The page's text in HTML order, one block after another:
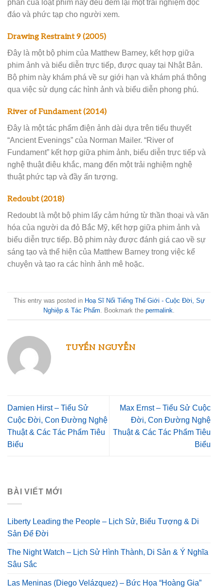
phần của loạt phim này đều đem lại một trải nghiệm độc
đáo và phức tạp cho người xem.
Drawing Restraint 9 (2005)
Đây là một bộ phim của Matthew Barney, kết hợp giữa
phim ảnh và biểu diễn trực tiếp, được quay tại Nhật Bản.
Bộ phim này khám phá về sự giới hạn và khám phá thông
qua việc sử dụng các hình ảnh và biểu diễn phong phú.
River of Fundament (2014)
Đây là một tác phẩm điện ảnh dài dựa trên tiểu thuyết
“Ancient Evenings” của Norman Mailer. “River of
Fundament” kết hợp giữa phim ảnh, biểu diễn trực tiếp và
nghệ thuật điêu khắc, mang đến một trải nghiệm nghệ
thuật phức tạp và đầy ấn tượng.
Redoubt (2018)
Redoubt là một bộ phim lấy cảm hứng từ thần thoại và văn
hóa của người da đỏ Bắc Mỹ, kết hợp giữa phim ảnh và
biểu diễn trực tiếp. Bộ phim này được đánh giá cao về sự
sáng tạo và thể hiện của Matthew Barney trong việc kể
chuyện và tạo ra các hình ảnh mê hoặc.
This entry was posted in Hoạ Sĩ Nổi Tiếng Thế Giới - Cuộc Đời, Sự
Nghiệp & Tác Phẩm . Bookmark the permalink
TUYỂN NGUYỄN
Damien Hirst – Tiểu Sử
Cuộc Đời, Con Đường Nghệ
Thuật & Các Tác Phẩm Tiêu
Biểu
Max Ernst – Tiểu Sử Cuộc
Đời, Con Đường Nghệ
Thuật & Các Tác Phẩm Tiêu
Biểu
BÀI VIẾT MỚI
Liberty Leading the People – Lịch Sử, Biểu Tượng & Di
Sản Để Đời
The Night Watch – Lịch Sử Hình Thành, Di Sản & Ý Nghĩa
Sâu Sắc
Las Meninas (Diego Velázquez) – Bức Họa “Hoàng Gia”